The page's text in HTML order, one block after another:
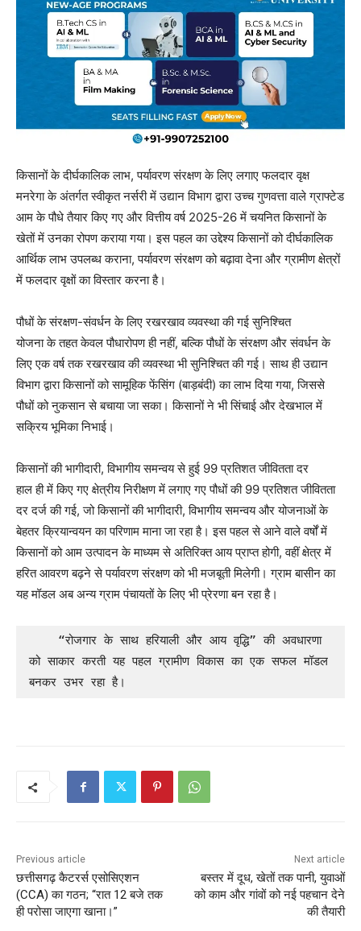
किसानों के दीर्घकालिक लाभ, पर्यावरण संरक्षण के लिए लगाए फलदार वृक्ष
मनरेगा के अंतर्गत स्वीकृत नर्सरी में उद्यान विभाग द्वारा उच्च गुणवत्ता वाले ग्राफ्टेड
आम के पौधे तैयार किए गए और वित्तीय वर्ष 2025-26 में चयनित किसानों के
खेतों में उनका रोपण कराया गया। इस पहल का उद्देश्य किसानों को दीर्घकालिक
आर्थिक लाभ उपलब्ध कराना, पर्यावरण संरक्षण को बढ़ावा देना और ग्रामीण क्षेत्रों
में फलदार वृक्षों का विस्तार करना है।
पौधों के संरक्षण-संवर्धन के लिए रखरखाव व्यवस्था की गई सुनिश्चित
योजना के तहत केवल पौधारोपण ही नहीं, बल्कि पौधों के संरक्षण और संवर्धन के
लिए एक वर्ष तक रखरखाव की व्यवस्था भी सुनिश्चित की गई। साथ ही उद्यान
विभाग द्वारा किसानों को सामूहिक फेंसिंग (बाड़बंदी) का लाभ दिया गया, जिससे
पौधों को नुकसान से बचाया जा सका। किसानों ने भी सिंचाई और देखभाल में
सक्रिय भूमिका निभाई।
किसानों की भागीदारी, विभागीय समन्वय से हुई 99 प्रतिशत जीवितता दर
हाल ही में किए गए क्षेत्रीय निरीक्षण में लगाए गए पौधों की 99 प्रतिशत जीवितता
दर दर्ज की गई, जो किसानों की भागीदारी, विभागीय समन्वय और योजनाओं के
बेहतर क्रियान्वयन का परिणाम माना जा रहा है। इस पहल से आने वाले वर्षों में
किसानों को आम उत्पादन के माध्यम से अतिरिक्त आय प्राप्त होगी, वहीं क्षेत्र में
हरित आवरण बढ़ने से पर्यावरण संरक्षण को भी मजबूती मिलेगी। ग्राम बासीन का
यह मॉडल अब अन्य ग्राम पंचायतों के लिए भी प्रेरणा बन रहा है।
को साकार करती यह पहल ग्रामीण विकास का एक सफल मॉडल
बनकर उभर रहा है।
Previous article
छत्तीसगढ़ कैटरर्स एसोसिएशन
(CCA) का गठन; “रात 12 बजे तक
ही परोसा जाएगा खाना।”
Next article
बस्तर में दूध, खेतों तक पानी, युवाओं
को काम और गांवों को नई पहचान देने
की तैयारी